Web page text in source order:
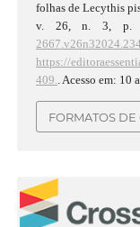
folhas de Lecythis
v. 26, n. 3, p.
https://
409.. Acesso em: 10
FORMATOS DE